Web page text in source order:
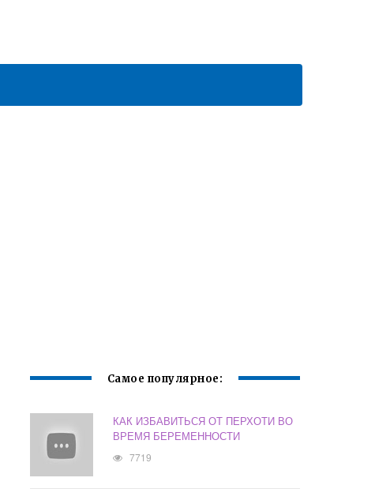
Самое популярное:
КАК ИЗБАВИТЬСЯ ОТ ПЕРХОТИ ВО
ВРЕМЯ БЕРЕМЕННОСТИ
7719